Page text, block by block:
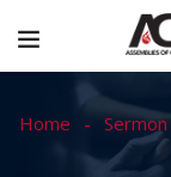
Home Sermon